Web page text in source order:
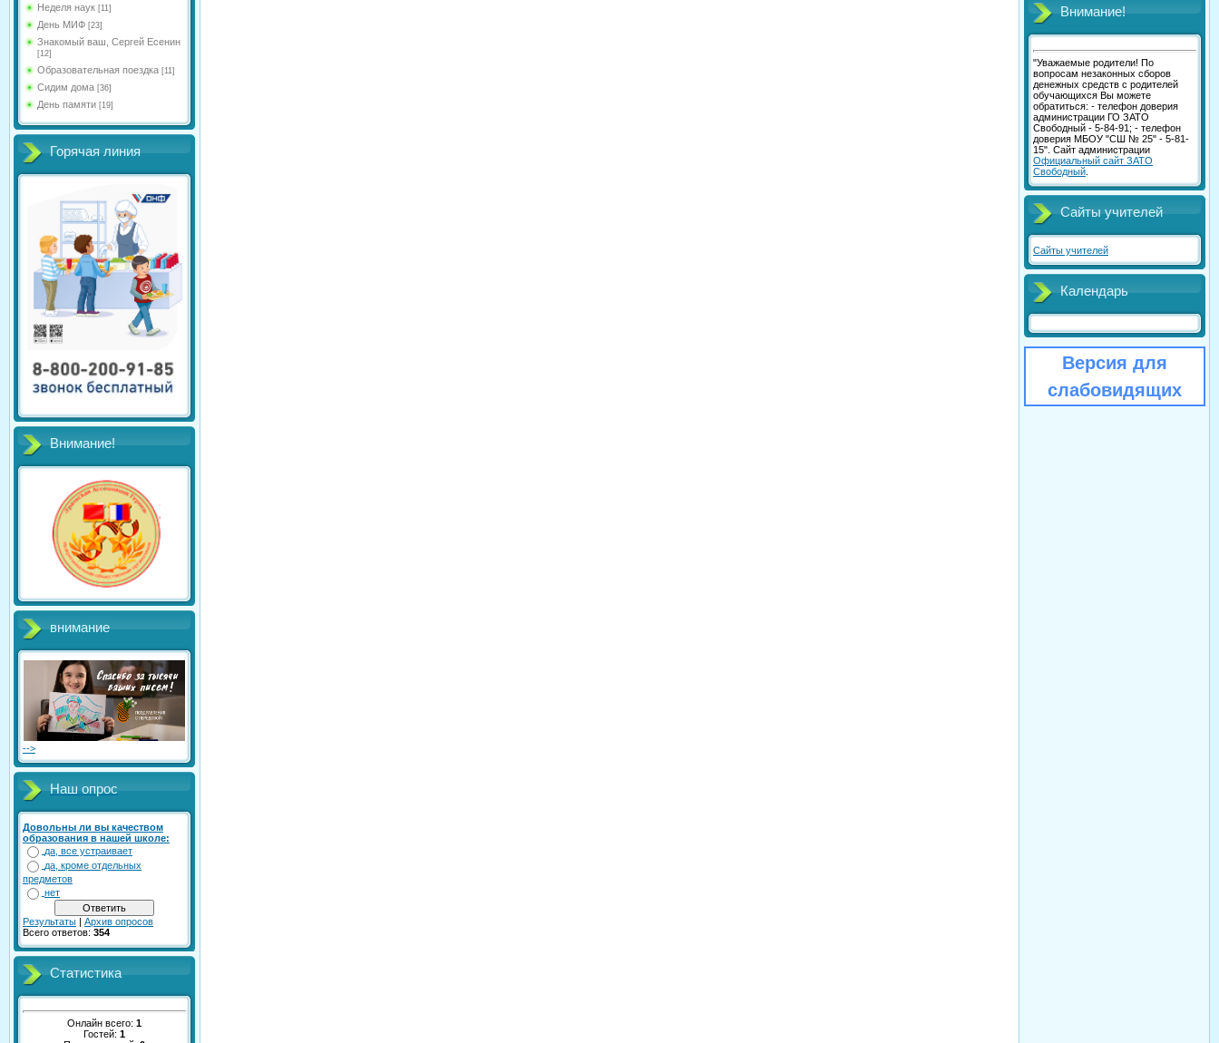
Неделя наук [11]
День МИФ [23]
Знакомый ваш, Сергей Есенин
[12]
Образовательная поездка [11]
Сидим дома [36]
День памяти [19]
Горячая линия
Внимание!
внимание
-->
Наш опрос
Довольны ли вы качеством
образования в нашей школе:
да, все устраивает
да, кроме отдельных
предметов
нет
Результаты | Архив опросов
Всего ответов: 354
Статистика
Онлайн всего: 1
Гостей: 1
Внимание!
"Уважаемые родители! По
вопросам незаконных сборов
денежных средств с родителей
обучающихся Вы можете
обратиться: - телефон доверия
администрации ГО ЗАТО
Свободный - 5-84-91; - телефон
доверия МБОУ "СШ № 25" - 5-81-
15". Сайт администрации
Официальный сайт ЗАТО
Свободный
Сайты учителей
Сайты учителей
Календарь
Версия для
слабовидящих